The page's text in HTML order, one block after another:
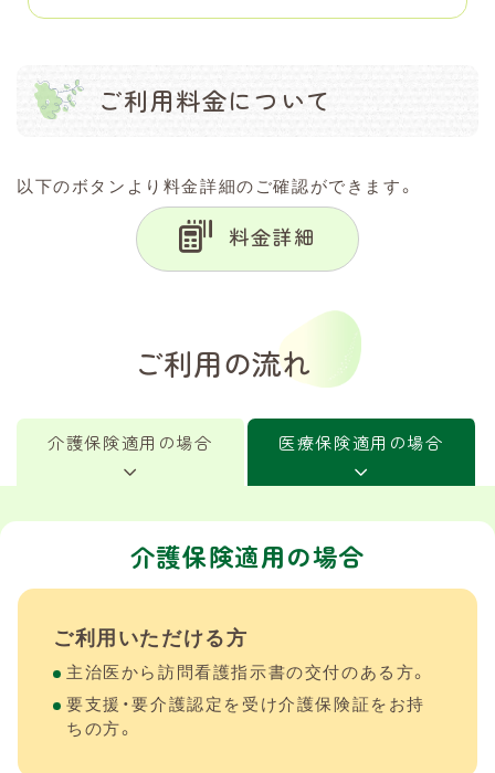
ご利用料金について
以下のボタンより料金詳細のご確認ができます。
料金詳細
ご利用の流れ
介護保険適用の場合 医療保険適用の場合
介護保険適用の場合
ご利用いただける方
主治医から訪問看護指示書の交付のある方。
要支援・要介護認定を受け介護保険証をお持
ちの方。
医療保険適用の場合
ご利用いただける方
主治医から訪問看護指示書の交付がある方
40歳未満の人
40歳以上で要介護・要支援の認定を受けてい